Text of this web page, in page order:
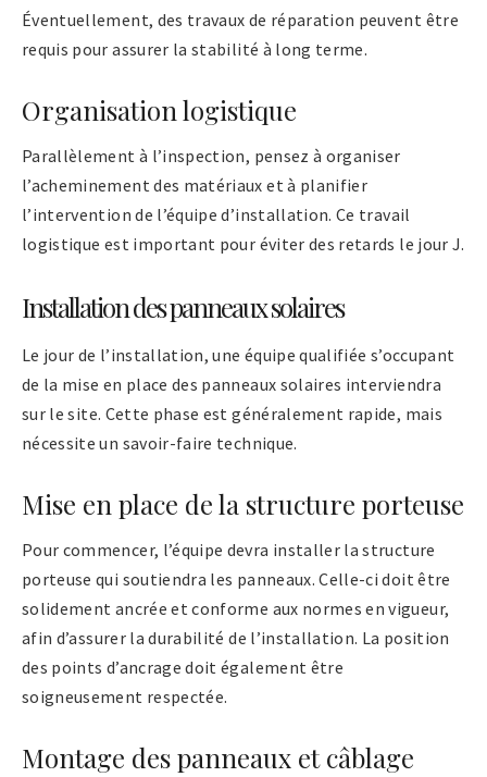
Éventuellement, des travaux de réparation peuvent être
requis pour assurer la stabilité à long terme.
Organisation logistique
Parallèlement à l’inspection, pensez à organiser
l’acheminement des matériaux et à planifier
l’intervention de l’équipe d’installation. Ce travail
logistique est important pour éviter des retards le jour J.
Installation des panneaux solaires
Le jour de l’installation, une équipe qualifiée s’occupant
de la mise en place des panneaux solaires interviendra
sur le site. Cette phase est généralement rapide, mais
nécessite un savoir-faire technique.
Mise en place de la structure porteuse
Pour commencer, l’équipe devra installer la structure
porteuse qui soutiendra les panneaux. Celle-ci doit être
solidement ancrée et conforme aux normes en vigueur,
afin d’assurer la durabilité de l’installation. La position
des points d’ancrage doit également être
soigneusement respectée.
Montage des panneaux et câblage